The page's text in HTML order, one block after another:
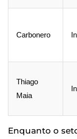
Carbonero
Thiago
Maia
Enquanto o